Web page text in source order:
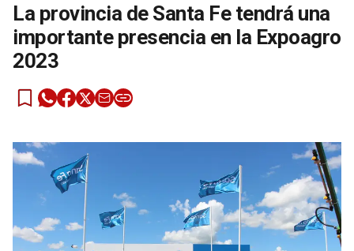
La provincia de Santa Fe tendrá una
importante presencia en la Expoagro
2023